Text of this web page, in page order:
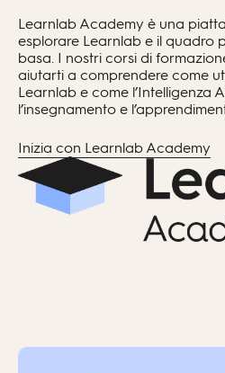
Learnlab Academy è una
esplorare Learnlab e il quadro
basa. I nostri corsi di
aiutarti a comprendere come
Learnlab e come l’Intelligenza
l’insegnamento e
Inizia con Learnlab Academy